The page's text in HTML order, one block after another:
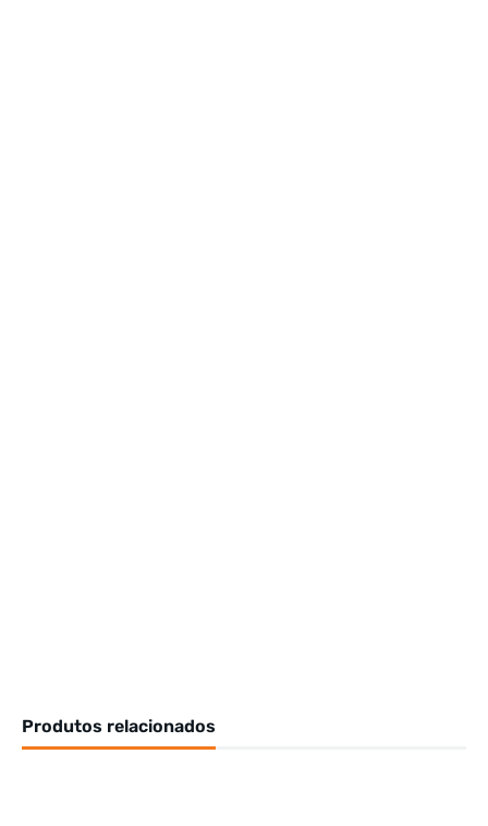
Produtos relacionados